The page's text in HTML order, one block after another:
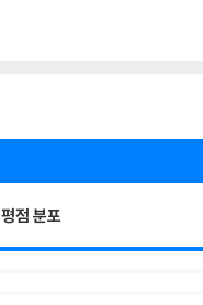
평점 분포